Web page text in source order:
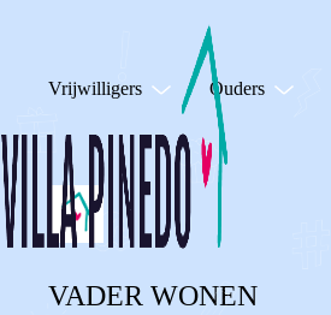
Vrijwilligers Ouders
VADER WONEN